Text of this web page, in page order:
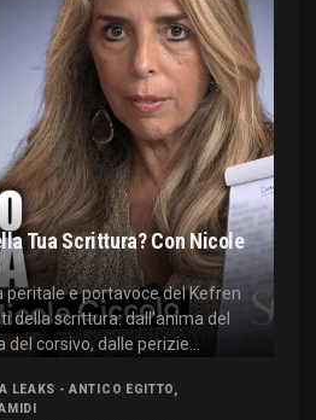
Tua Scrittura? Con Nicole
peritale e portavoce del Kefren
della scrittura: dall'anima del
corsivo, dalle perizie...
LEAKS - ANTICO EGITTO,